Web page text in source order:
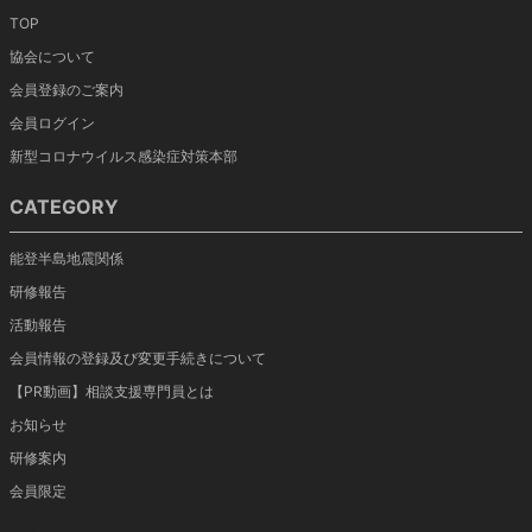
TOP
協会について
会員登録のご案内
会員ログイン
新型コロナウイルス感染症対策本部
CATEGORY
能登半島地震関係
研修報告
活動報告
会員情報の登録及び変更手続きについて
【PR動画】相談支援専門員とは
お知らせ
研修案内
会員限定